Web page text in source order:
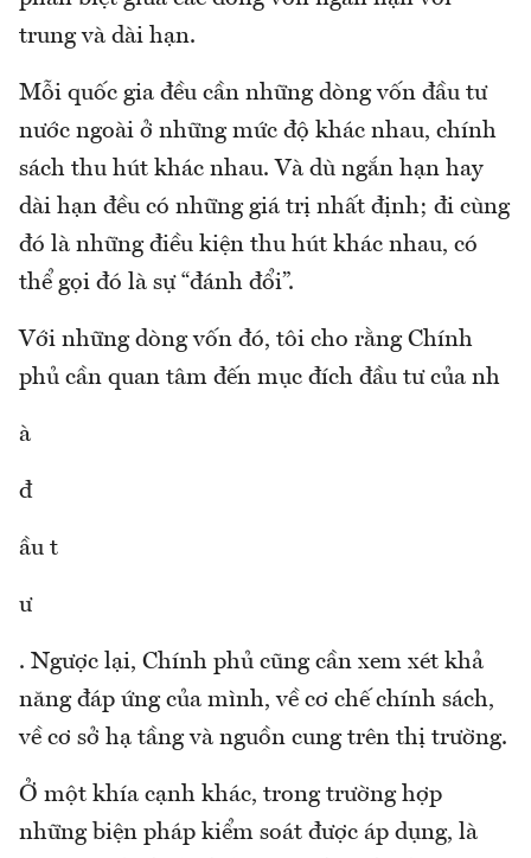
trung và dài hạn.
Mỗi quốc gia đều cần những dòng vốn đầu tư
nước ngoài ở những mức độ khác nhau, chính
sách thu hút khác nhau. Và dù ngắn hạn hay
dài hạn đều có những giá trị nhất định; đi cùng
đó là những điều kiện thu hút khác nhau, có
thể gọi đó là sự “đánh đổi”.
Với những dòng vốn đó, tôi cho rằng Chính
phủ cần quan tâm đến mục đích đầu tư của nh
à
đ
ầu t
ư
. Ngược lại, Chính phủ cũng cần xem xét khả
năng đáp ứng của mình, về cơ chế chính sách,
về cơ sở hạ tầng và nguồn cung trên thị trường.
Ở một khía cạnh khác, trong trường hợp
những biện pháp kiểm soát được áp dụng, là